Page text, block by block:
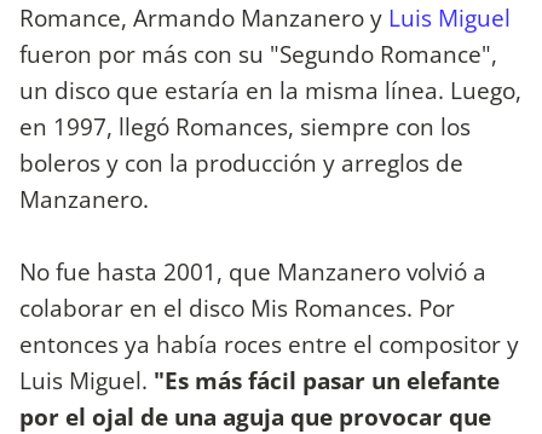
Romance, Armando Manzanero y Luis Miguel
fueron por más con su "Segundo Romance",
un disco que estaría en la misma línea. Luego,
en 1997, llegó Romances, siempre con los
boleros y con la producción y arreglos de
Manzanero.
No fue hasta 2001, que Manzanero volvió a
colaborar en el disco Mis Romances. Por
entonces ya había roces entre el compositor y
Luis Miguel. "Es más fácil pasar un elefante
por el ojal de una aguja que provocar que